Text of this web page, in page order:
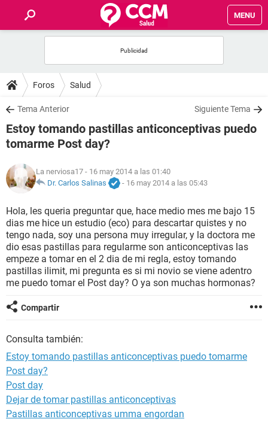
MENU
FOROS
SALUD
FAMILIA
NUTRICIÓN
SEXUALIDAD
GLOSARIO
Foros Salud
Tema Anterior Siguiente Tema
Estoy tomando pastillas anticonceptivas puedo
tomarme Post day?
La nerviosa17 - 16 may 2014 a las 01:40
Dr. Carlos Salinas
- 16 may 2014 a las 05:43
Hola, les queria preguntar que, hace medio mes me bajo 15
dias me hice un estudio (eco) para descartar quistes y no
tengo nada, soy una persona muy irregular, y la doctora me
dio esas pastillas para regularme son anticonceptivas las
empeze a tomar en el 2 dia de mi regla, estoy tomando
pastillas ilimit, mi pregunta es si mi novio se viene adentro
me puedo tomar el Post day? O ya son muchas hormonas?
Compartir
Consulta también:
Estoy tomando pastillas anticonceptivas puedo tomarme
Post day?
Post day
Dejar de tomar pastillas anticonceptivas
Pastillas anticonceptivas umma engordan